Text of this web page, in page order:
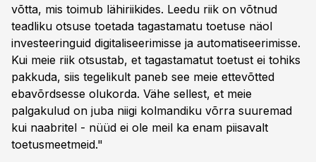
võtta, mis toimub lähiriikides. Leedu riik on võtnud
teadliku otsuse toetada tagastamatu toetuse näol
investeeringuid digitaliseerimisse ja automatiseerimisse.
Kui meie riik otsustab, et tagastamatut toetust ei tohiks
pakkuda, siis tegelikult paneb see meie ettevõtted
ebavõrdsesse olukorda. Vähe sellest, et meie
palgakulud on juba niigi kolmandiku võrra suuremad
kui naabritel - nüüd ei ole meil ka enam piisavalt
toetusmeetmeid."